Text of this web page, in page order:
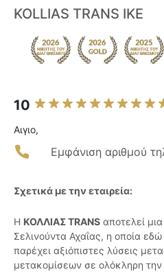
KOLLIAS TRANS IKE
10
Αιγιο,
Εμφάνιση αριθμού
Σχετικά με την εταιρεία:
Η ΚΟΛΛΙΑΣ TRANS αποτελεί
Σελινούντα Αχαΐας, η οποία
παρέχει αξιόπιστες λύσεις
μετακομίσεων σε ολόκληρη την